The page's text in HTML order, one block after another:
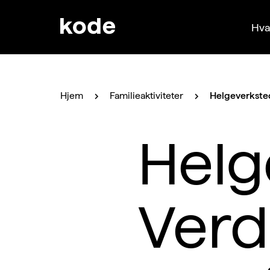
Hjem Familieaktiviteter